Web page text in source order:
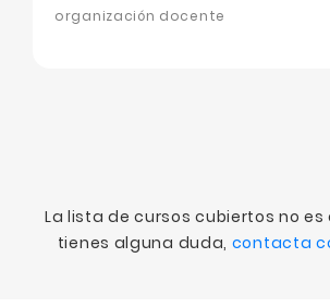
organización docente
La lista de cursos cubiertos no es
tienes alguna duda, contacta